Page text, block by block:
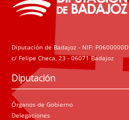
Diputación de Badajoz - NIF: P0600000D
c/ Felipe Checa, 23 - 06071 Badajoz
Diputación
Órganos de Gobierno
Delegaciones